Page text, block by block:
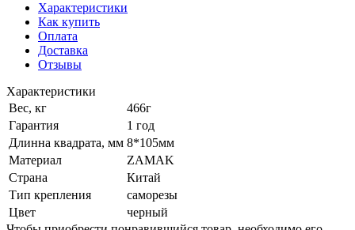
Характеристики
Как купить
Оплата
Доставка
Отзывы
Характеристики
Вес, кг
466г
Гарантия
1 год
Длинна квадрата, мм 8*105мм
Материал
ZAMAK
Страна
Китай
Тип крепления
саморезы
Цвет
черный